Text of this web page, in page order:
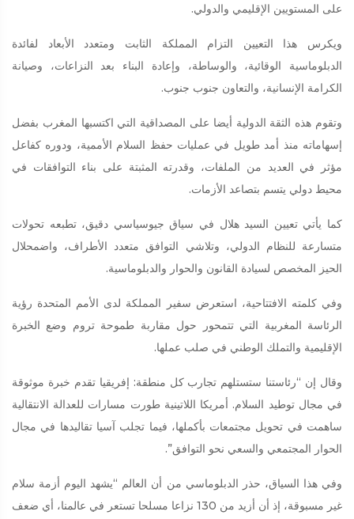
على المستويين الإقليمي والدولي.
ويكرس هذا التعيين التزام المملكة الثابت ومتعدد الأبعاد لفائدة
الدبلوماسية الوقائية، والوساطة، وإعادة البناء بعد النزاعات، وصيانة
الكرامة الإنسانية، والتعاون جنوب جنوب.
وتقوم هذه الثقة الدولية أيضا على المصداقية التي اكتسبها المغرب بفضل
إسهاماته منذ أمد طويل في عمليات حفظ السلام الأممية، ودوره كفاعل
مؤثر في العديد من الملفات، وقدرته المثبتة على بناء التوافقات في
محيط دولي يتسم بتصاعد الأزمات.
كما يأتي تعيين السيد هلال في سياق جيوسياسي دقيق، تطبعه تحولات
متسارعة للنظام الدولي، وتلاشي التوافق متعدد الأطراف، واضمحلال
الحيز المخصص لسيادة القانون والحوار والدبلوماسية.
وفي كلمته الافتتاحية، استعرض سفير المملكة لدى الأمم المتحدة رؤية
الرئاسة المغربية التي تتمحور حول مقاربة طموحة تروم وضع الخبرة
الإقليمية والتملك الوطني في صلب عملها.
وقال إن “رئاستنا ستستلهم تجارب كل منطقة: إفريقيا تقدم خبرة موثوقة
في مجال توطيد السلام. أمريكا اللاتينية طورت مسارات للعدالة الانتقالية
ساهمت في تحويل مجتمعات بأكملها، فيما تجلب آسيا تقاليدها في مجال
الحوار المجتمعي والسعي نحو التوافق”.
وفي هذا السياق، حذر الدبلوماسي من أن العالم “يشهد اليوم أزمة سلام
غير مسبوقة، إذ أن أزيد من 130 نزاعا مسلحا تستعر في عالمنا، أي ضعف